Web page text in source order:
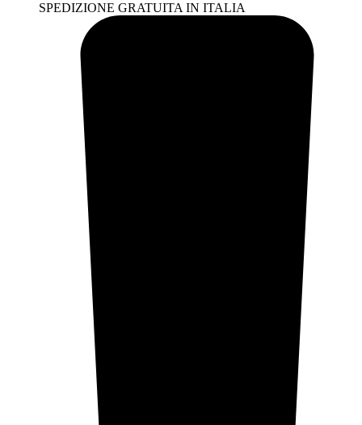
SPEDIZIONE GRATUITA IN ITALIA